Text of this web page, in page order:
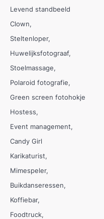
Levend standbeeld
Clown
Steltenloper
Huwelijksfotograaf
Stoelmassage
Polaroid fotografie
Green screen fotohokje
Hostess
Event management
Candy Girl
Karikaturist
Mimespeler
Buikdanseressen
Koffiebar
Foodtruck